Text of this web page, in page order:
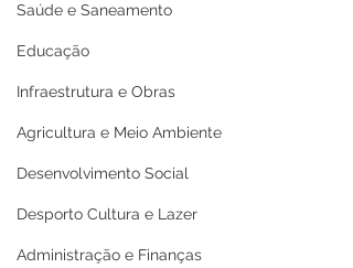
Saúde e Saneamento
Educação
Infraestrutura e Obras
Agricultura e Meio Ambiente
Desenvolvimento Social
Desporto Cultura e Lazer
Administração e Finanças